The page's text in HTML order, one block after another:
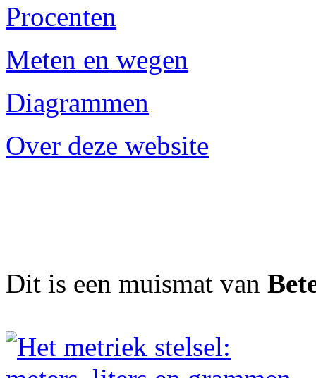
Procenten
Meten en wegen
Diagrammen
Over deze website
Dit is een muismat van